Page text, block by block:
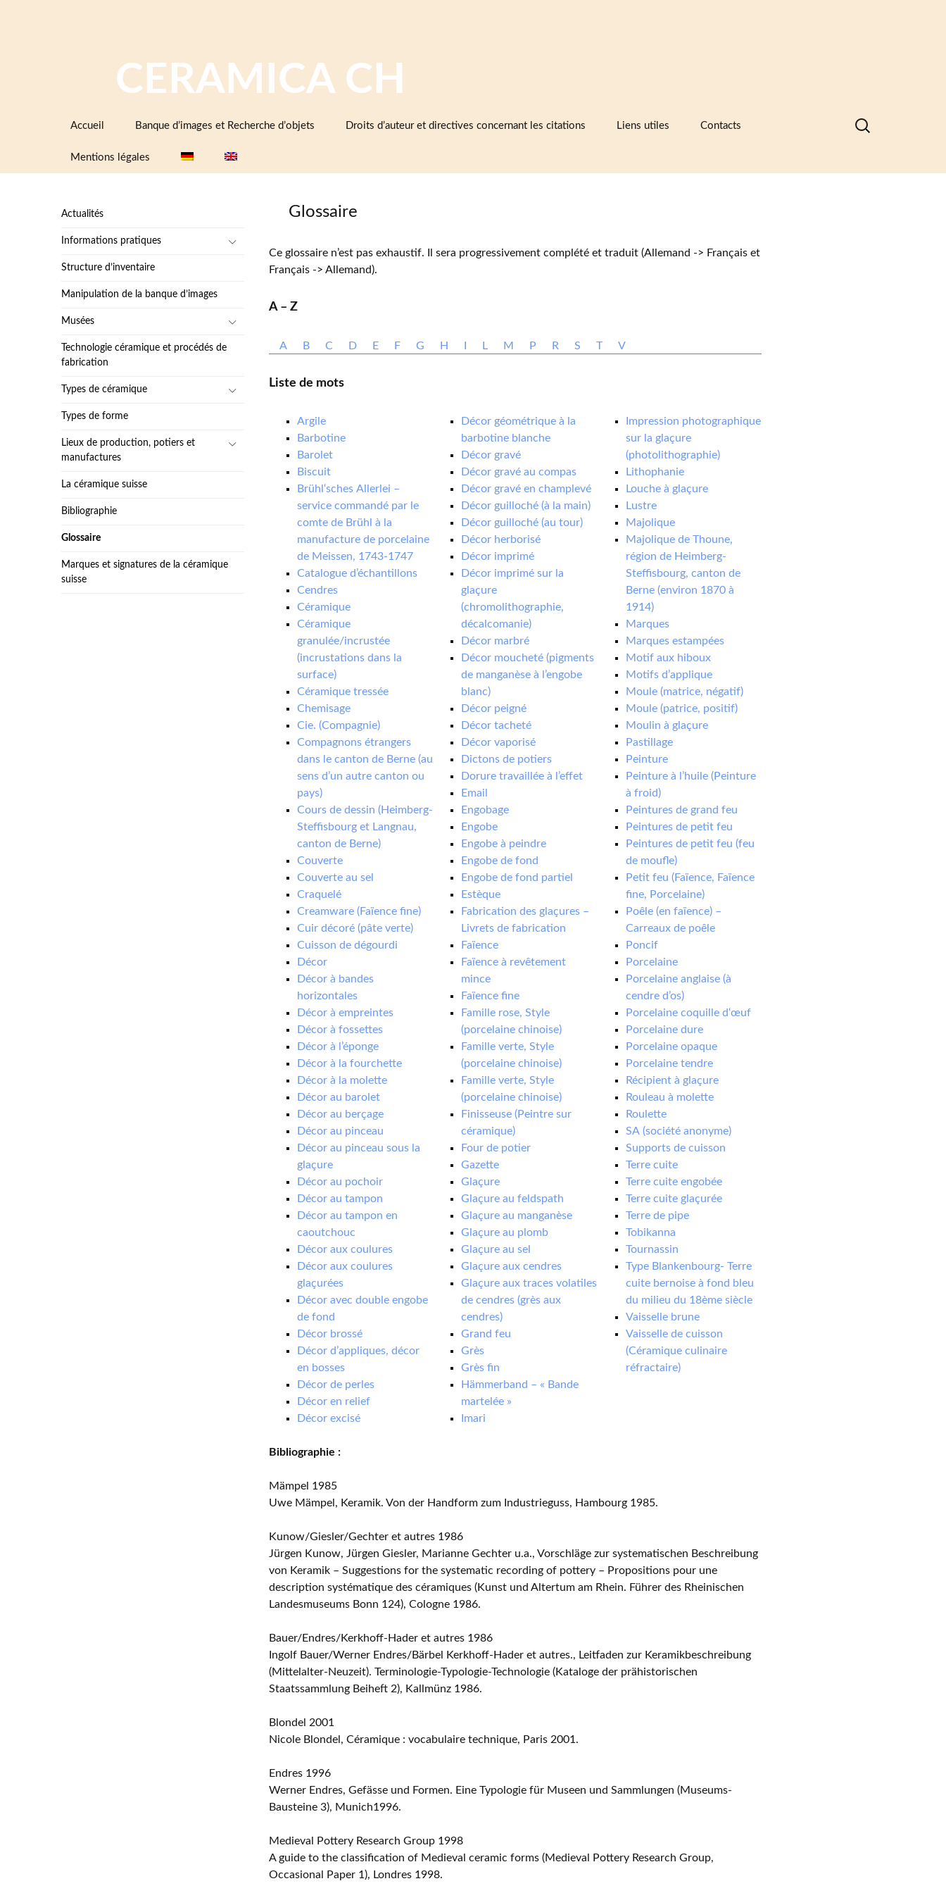
CERAMICA CH
contenu
Accueil Banque d’images et Recherche d’objets Droits d’auteur et directives concernant les citations Liens utiles
Associations et principaux musées
Contacts
Mentions légales
Rechercher :
Glossaire
Ce glossaire n’est pas exhaustif. Il sera progressivement complété et traduit (Allemand -> Français et
Français -> Allemand).
A – Z
A B C D E F G H L M P R S T V
Liste de mots
Argile
Barbotine
Barolet
Biscuit
Brühl‘sches Allerlei –
service commandé par le
comte de Brühl à la
manufacture de porcelaine
de Meissen, 1743-1747
Catalogue d’échantillons
Cendres
Céramique
Céramique
granulée/incrustée
(incrustations dans la
surface)
Céramique tressée
Chemisage
Cie. (Compagnie)
Compagnons étrangers
dans le canton de Berne (au
sens d’un autre canton ou
pays)
Cours de dessin (Heimberg-
Steffisbourg et Langnau,
canton de Berne)
Couverte
Couverte au sel
Craquelé
Creamware (Faïence fine)
Cuir décoré (pâte verte)
Cuisson de dégourdi
Décor
Décor à bandes
horizontales
Décor à empreintes
Décor à fossettes
Décor à l’éponge
Décor à la fourchette
Décor à la molette
Décor au barolet
Décor au berçage
Décor au pinceau
Décor au pinceau sous la
glaçure
Décor au pochoir
Décor au tampon
Décor au tampon en
caoutchouc
Décor aux coulures
Décor aux coulures
glaçurées
Décor avec double engobe
de fond
Décor brossé
Décor d’appliques, décor
en bosses
Décor de perles
Décor en relief
Décor excisé
Décor géométrique à la
barbotine blanche
Décor gravé
Décor gravé au compas
Décor gravé en champlevé
Décor guilloché (à la main)
Décor guilloché (au tour)
Décor herborisé
Décor imprimé
Décor imprimé sur la
glaçure
(chromolithographie,
décalcomanie)
Décor marbré
Décor moucheté (pigments
de manganèse à l’engobe
blanc)
Décor peigné
Décor tacheté
Décor vaporisé
Dictons de potiers
Dorure travaillée à l’effet
Email
Engobage
Engobe
Engobe à peindre
Engobe de fond
Engobe de fond partiel
Estèque
Fabrication des glaçures –
Livrets de fabrication
Faïence
Faïence à revêtement
mince
Faïence fine
Famille rose, Style
(porcelaine chinoise)
Famille verte, Style
(porcelaine chinoise)
Famille verte, Style
(porcelaine chinoise)
Finisseuse (Peintre sur
céramique)
Four de potier
Gazette
Glaçure
Glaçure au feldspath
Glaçure au manganèse
Glaçure au plomb
Glaçure au sel
Glaçure aux cendres
Glaçure aux traces volatiles
de cendres (grès aux
cendres)
Grand feu
Grès
Grès fin
Hämmerband – « Bande
martelée »
Imari
Impression photographique
sur la glaçure
(photolithographie)
Lithophanie
Louche à glaçure
Lustre
Majolique
Majolique de Thoune,
région de Heimberg-
Steffisbourg, canton de
Berne (environ 1870 à
1914)
Marques
Marques estampées
Motif aux hiboux
Motifs d’applique
Moule (matrice, négatif)
Moule (patrice, positif)
Moulin à glaçure
Pastillage
Peinture
Peinture à l’huile (Peinture
à froid)
Peintures de grand feu
Peintures de petit feu
Peintures de petit feu (feu
de moufle)
Petit feu (Faïence, Faïence
fine, Porcelaine)
Poêle (en faïence) –
Carreaux de poêle
Poncif
Porcelaine
Porcelaine anglaise (à
cendre d’os)
Porcelaine coquille d‘œuf
Porcelaine dure
Porcelaine opaque
Porcelaine tendre
Récipient à glaçure
Rouleau à molette
Roulette
SA (société anonyme)
Supports de cuisson
Terre cuite
Terre cuite engobée
Terre cuite glaçurée
Terre de pipe
Tobikanna
Tournassin
Type Blankenbourg- Terre
cuite bernoise à fond bleu
du milieu du 18ème siècle
Vaisselle brune
Vaisselle de cuisson
(Céramique culinaire
réfractaire)
Bibliographie :
Mämpel 1985
Uwe Mämpel, Keramik. Von der Handform zum Industrieguss, Hambourg 1985.
Kunow/Giesler/Gechter et autres 1986
Jürgen Kunow, Jürgen Giesler, Marianne Gechter u.a., Vorschläge zur systematischen Beschreibung
von Keramik – Suggestions for the systematic recording of pottery – Propositions pour une
description systématique des céramiques (Kunst und Altertum am Rhein. Führer des Rheinischen
Landesmuseums Bonn 124), Cologne 1986.
Bauer/Endres/Kerkhoff-Hader et autres 1986
Ingolf Bauer/Werner Endres/Bärbel Kerkhoff-Hader et autres., Leitfaden zur Keramikbeschreibung
(Mittelalter-Neuzeit). Terminologie-Typologie-Technologie (Kataloge der prähistorischen
Staatssammlung Beiheft 2), Kallmünz 1986.
Blondel 2001
Nicole Blondel, Céramique : vocabulaire technique, Paris 2001.
Endres 1996
Werner Endres, Gefässe und Formen. Eine Typologie für Museen und Sammlungen (Museums-
Bausteine 3), Munich1996.
Medieval Pottery Research Group 1998
A guide to the classification of Medieval ceramic forms (Medieval Pottery Research Group,
Occasional Paper 1), Londres 1998.
Actualités
Informations pratiques
Structure d’inventaire
Manipulation de la banque d’images
Musées
Technologie céramique et procédés de
fabrication
Types de céramique
Types de forme
Lieux de production, potiers et
manufactures
La céramique suisse
Bibliographie
Glossaire
Marques et signatures de la céramique
suisse